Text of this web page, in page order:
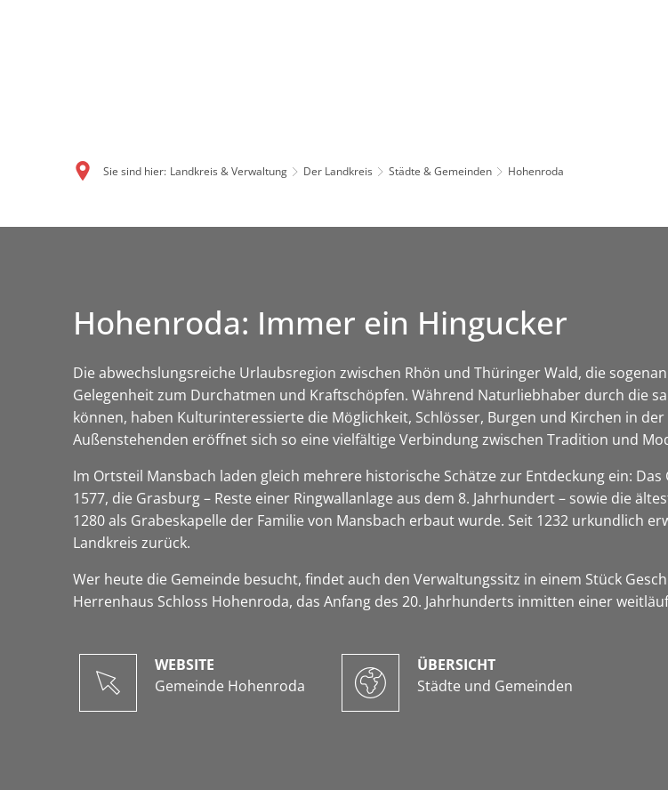
Sie sind hier: Landkreis & Verwaltung Der Landkreis Städte & Gemeinden Hohenroda
Hohenroda: Immer ein Hingucker
Die abwechslungsreiche Urlaubsregion zwischen Rhön und Thüringer Wald, die
Gelegenheit zum Durchatmen und Kraftschöpfen. Während Naturliebhaber durch die
können, haben Kulturinteressierte die Möglichkeit, Schlösser, Burgen und Kirchen in
Außenstehenden eröffnet sich so eine vielfältige Verbindung zwischen Tradition und
Im Ortsteil Mansbach laden gleich mehrere historische Schätze zur Entdeckung ein:
1577, die Grasburg – Reste einer Ringwallanlage aus dem 8. Jahrhundert – sowie die
1280 als Grabeskapelle der Familie von Mansbach erbaut wurde. Seit 1232 urkundlich
Landkreis zurück.
Wer heute die Gemeinde besucht, findet auch den Verwaltungssitz in einem Stück
Herrenhaus Schloss Hohenroda, das Anfang des 20. Jahrhunderts inmitten einer
WEBSITE
Gemeinde Hohenroda
ÜBERSICHT
Städte und Gemeinden